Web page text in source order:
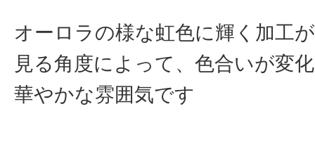
オーロラの様な虹色に輝く加工
見る角度によって、色合いが変
華やかな雰囲気です